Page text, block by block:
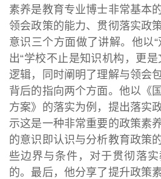
素养是教育专业博士非常基本
领会政策的能力、贯彻落实政
意识三个方面做了讲解。他以
出“学校不止是知识机构，更
逻辑，同时阐明了理解与领会
背后的指向两个方面。他以《
方案》的落实为例，提出落实
示这是一种非常重要的政策素
的意识即认识与分析教育政策
些边界与条件，对于贯彻落
的。最后，他分享了提升政策